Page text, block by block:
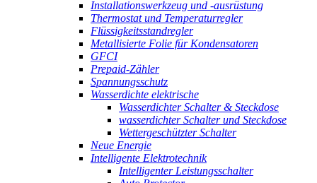
Installationswerkzeug und -ausrüstung
Thermostat und Temperaturregler
Flüssigkeitsstandregler
Metallisierte Folie für Kondensatoren
GFCI
Prepaid-Zähler
Spannungsschutz
Wasserdichte elektrische
Wasserdichter Schalter & Steckdose
wasserdichter Schalter und Steckdose
Wettergeschützter Schalter
Neue Energie
Intelligente Elektrotechnik
Intelligenter Leistungsschalter